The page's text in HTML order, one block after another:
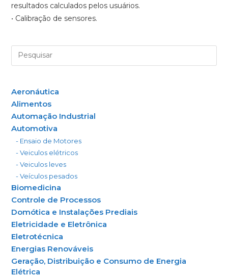
resultados calculados pelos usuários.
• Calibração de sensores.
Aeronáutica
Alimentos
Automação Industrial
Automotiva
- Ensaio de Motores
- Veiculos elétricos
- Veiculos leves
- Veículos pesados
Biomedicina
Controle de Processos
Domótica e Instalações Prediais
Eletricidade e Eletrônica
Eletrotécnica
Energias Renováveis
Geração, Distribuição e Consumo de Energia
Elétrica